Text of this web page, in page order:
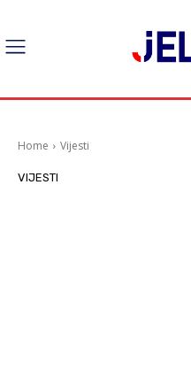
Home Vijesti
VIJESTI